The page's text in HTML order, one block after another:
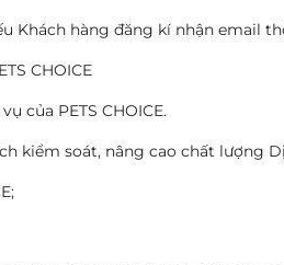
Khách hàng đăng kí nhận email
CHOICE
của PETS CHOICE.
kiểm soát, nâng cao chất lượng